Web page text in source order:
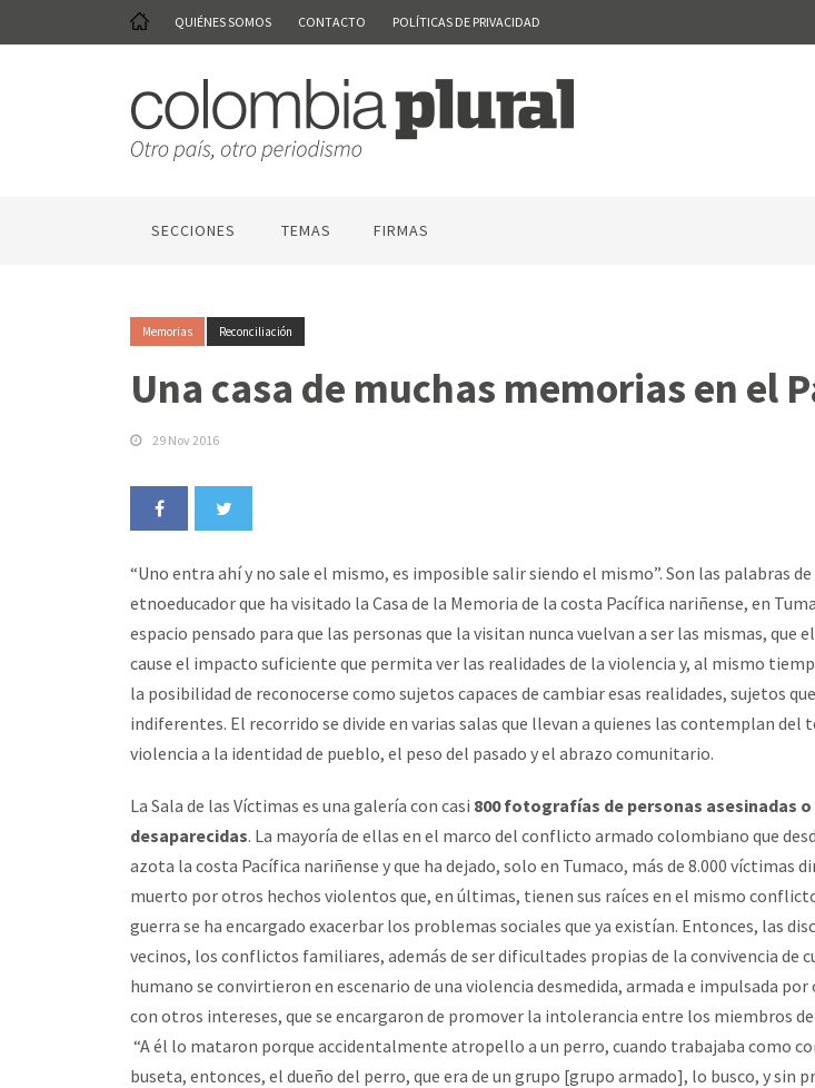
QUIÉNES SOMOS CONTACTO POLÍTICAS DE PRIVACIDAD
SECCIONES TEMAS FIRMAS
Memorias Reconciliación
Una casa de muchas memorias en el
29 Nov 2016
“Uno entra ahí y no sale el mismo, es imposible salir siendo el mismo”. Son las palabras de
etnoeducador que ha visitado la Casa de la Memoria de la costa Pacífica nariñense, en
espacio pensado para que las personas que la visitan nunca vuelvan a ser las mismas, que
cause el impacto suficiente que permita ver las realidades de la violencia y, al mismo
la posibilidad de reconocerse como sujetos capaces de cambiar esas realidades, sujetos
indiferentes. El recorrido se divide en varias salas que llevan a quienes las contemplan del
violencia a la identidad de pueblo, el peso del pasado y el abrazo comunitario.
La Sala de las Víctimas es una galería con casi 800 fotografías de personas asesinadas o
desaparecidas. La mayoría de ellas en el marco del conflicto armado colombiano que
azota la costa Pacífica nariñense y que ha dejado, solo en Tumaco, más de 8.000 víctimas
muerto por otros hechos violentos que, en últimas, tienen sus raíces en el mismo
guerra se ha encargado exacerbar los problemas sociales que ya existían. Entonces, las
vecinos, los conflictos familiares, además de ser dificultades propias de la convivencia de
humano se convirtieron en escenario de una violencia desmedida, armada e impulsada
con otros intereses, que se encargaron de promover la intolerancia entre los miembros
“A él lo mataron porque accidentalmente atropello a un perro, cuando trabajaba como
buseta, entonces, el dueño del perro, que era de un grupo [grupo armado], lo busco, y sin